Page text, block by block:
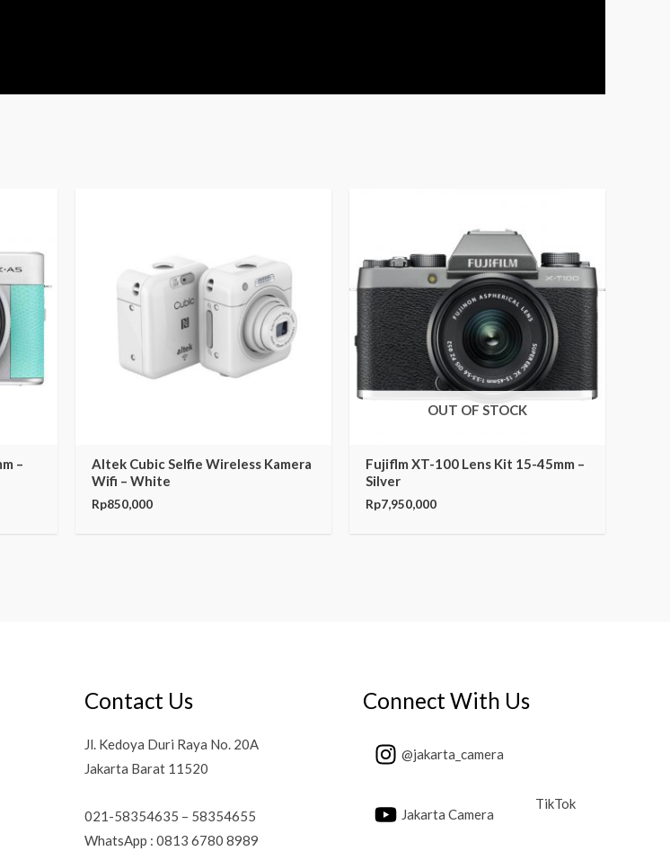
–
Altek Cubic Selfie Wireless Kamera
Wifi – White
Rp850,000
OUT OF STOCK
Fujiflm XT-100 Lens Kit 15-45mm –
Silver
Rp7,950,000
Contact Us
Jl. Kedoya Duri Raya No. 20A
Jakarta Barat 11520
021-58354635 – 58354655
WhatsApp : 0813 6780 8989
Connect With Us
@jakarta_camera
Jakarta Camera
TikTok